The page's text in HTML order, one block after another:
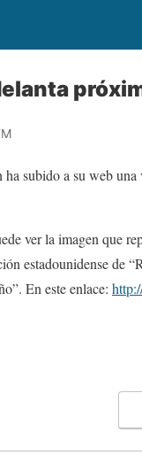
subido a su web
ver la imagen que
estadounidense de
En este enlace: